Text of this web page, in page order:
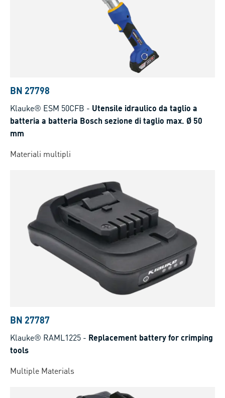
BN 27798
Klauke® ESM 50CFB - Utensile idraulico da taglio a
batteria a batteria Bosch sezione di taglio max. Ø 50
mm
Materiali multipli
BN 27787
Klauke® RAML1225 - Replacement battery for crimping
tools
Multiple Materials